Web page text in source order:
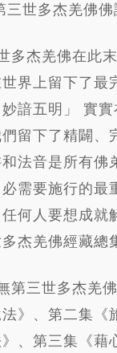
世多杰羌佛佛
杰羌佛在此末
界上留下了最
妙諳五明」 實
留下了精闢、
法音是所有佛
需要施行的最
何人要想成就
多杰羌佛經藏總
三世多杰羌
》、第二集《
、第三集《藉